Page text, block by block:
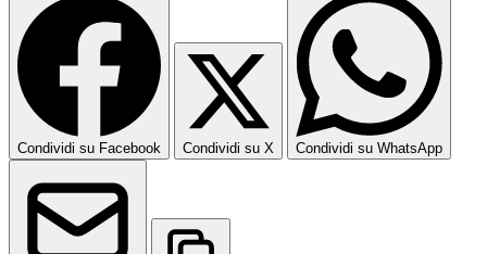
Condividi su Facebook Condividi su X Condividi su WhatsApp